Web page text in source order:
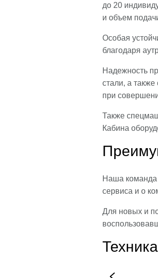
до 20
и объем
Особая
благодаря
Надежность
стали, а
при
Также
Кабина
Наша команда
сервиса и о
Для новых и